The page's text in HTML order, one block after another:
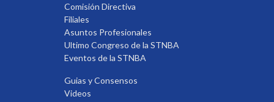
Comisión Directiva
Filiales
Asuntos Profesionales
Ultimo Congreso de la STNBA
Eventos de la STNBA
Guias y Consensos
Videos